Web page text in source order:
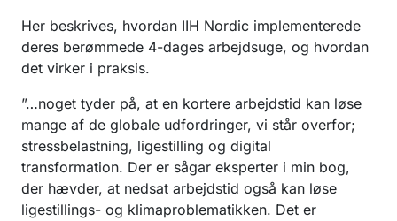
Her beskrives, hvordan IIH Nordic implementerede
deres berømmede 4-dages arbejdsuge, og hvordan
det virker i praksis.
”…noget tyder på, at en kortere arbejdstid kan løse
mange af de globale udfordringer, vi står overfor;
stressbelastning, ligestilling og digital
transformation. Der er sågar eksperter i min bog,
der hævder, at nedsat arbejdstid også kan løse
ligestillings- og klimaproblematikken. Det er